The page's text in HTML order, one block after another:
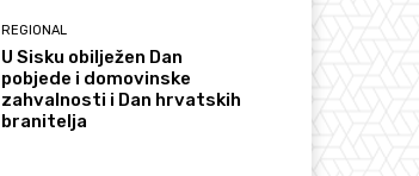
REGIONAL
U Sisku obilježen Dan
pobjede i domovinske
zahvalnosti i Dan hrvatskih
branitelja